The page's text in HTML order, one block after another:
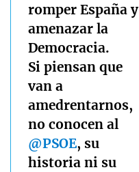
romper España y
amenazar la
Democracia.
Si piensan que
van a
amedrentarnos,
no conocen al
@PSOE, su
historia ni su